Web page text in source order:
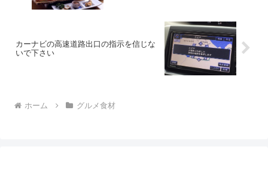
カーナビの高速道路出口の指示を信じな
いで下さい
ホーム グルメ食材